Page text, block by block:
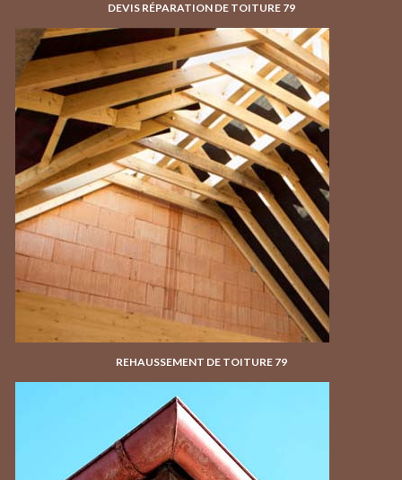
DEVIS RÉPARATION DE TOITURE 79
REHAUSSEMENT DE TOITURE 79